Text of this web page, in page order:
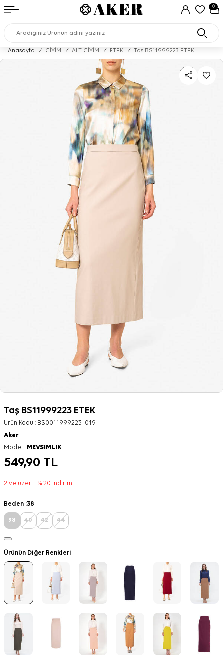
0
Anasayfa / GİYİM / ALT GİYİM / ETEK / Taş BS11999223 ETEK
Taş BS11999223 ETEK
Ürün Kodu : BS0011999223_019
Aker
Model : MEVSIMLIK
549,90 TL
2 ve üzeri +% 20 indirim
Beden :38
38 40 42 44
Ürünün Diğer Renkleri